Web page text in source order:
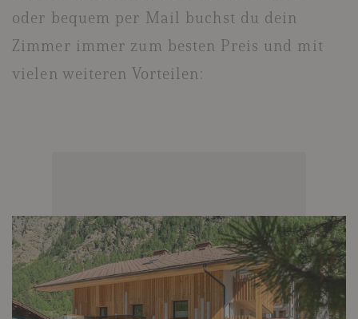
oder bequem per Mail buchst du dein
Zimmer immer zum besten Preis und mit
vielen weiteren Vorteilen: